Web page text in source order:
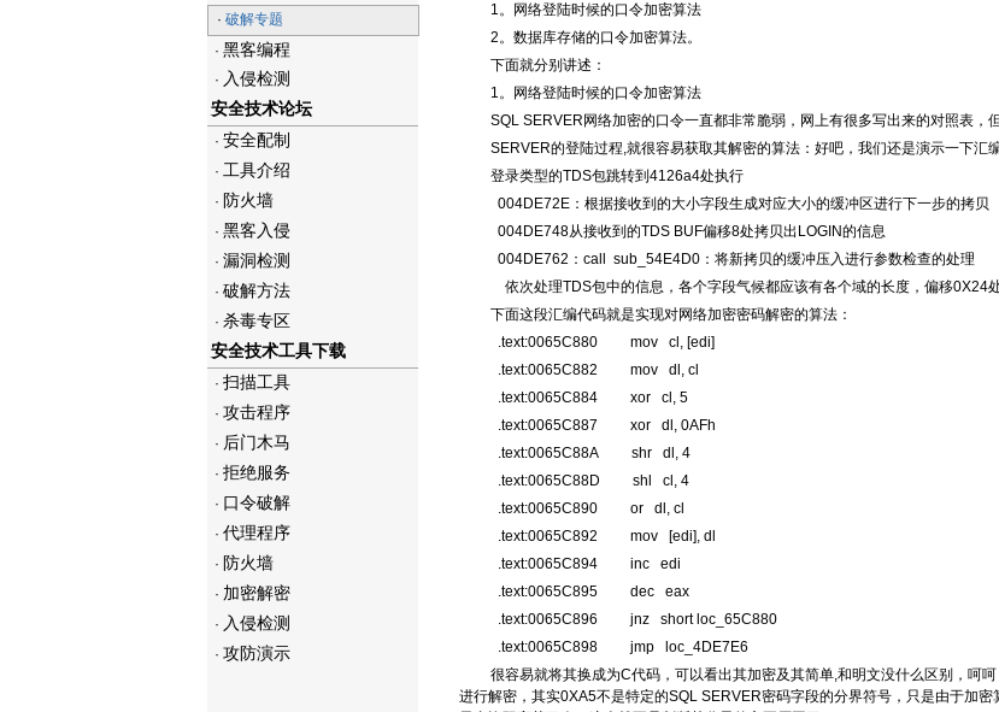
· 破解专题
· 黑客编程
· 入侵检测
安全技术论坛
· 安全配制
· 工具介绍
· 防火墙
· 黑客入侵
· 漏洞检测
· 破解方法
· 杀毒专区
安全技术工具下载
· 扫描工具
· 攻击程序
· 后门木马
· 拒绝服务
· 口令破解
· 代理程序
· 防火墙
· 加密解密
· 入侵检测
· 攻防演示
1。网络登陆时候的口令加密算法
2。数据库存储的口令加密算法。
下面就分别讲述：
1。网络登陆时候的口令加密算法
SQL SERVER网络加密的口令一直都非常脆弱，网上有很多写出来的对照表，
SERVER的登陆过程,就很容易获取其解密的算法：好吧，我们还是演示一下汇
登录类型的TDS包跳转到4126a4处执行
004DE72E：根据接收到的大小字段生成对应大小的缓冲区进行下一步的拷贝
004DE748从接收到的TDS BUF偏移8处拷贝出LOGIN的信息
004DE762：call sub_54E4D0：将新拷贝的缓冲压入进行参数检查的处理
依次处理TDS包中的信息，各个字段气候都应该有各个域的长度，偏移0X24
下面这段汇编代码就是实现对网络加密密码解密的算法：
.text:0065C880 mov cl, [edi]
.text:0065C882 mov dl, cl
.text:0065C884 xor cl, 5
.text:0065C887 xor dl, 0AFh
.text:0065C88A shr dl, 4
.text:0065C88D shl cl, 4
.text:0065C890 or dl, cl
.text:0065C892 mov [edi], dl
.text:0065C894 inc edi
.text:0065C895 dec eax
.text:0065C896 jnz short loc_65C880
.text:0065C898 jmp loc_4DE7E6
很容易就将其换成为C代码，可以看出其加密及其简单,和明文没什么区别，呵
进行解密，其实0XA5不是特定的SQL SERVER密码字段的分界符号，只是由于加